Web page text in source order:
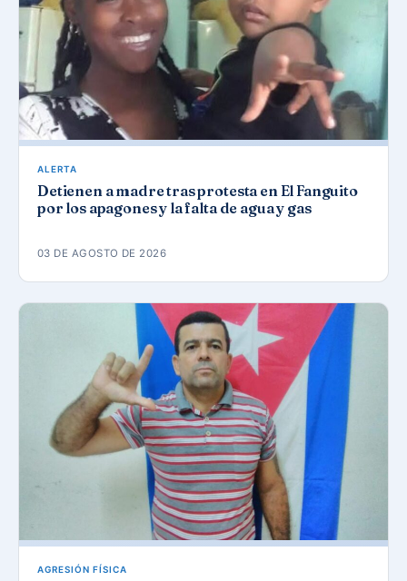
ALERTA
Detienen a madre tras protesta en El Fanguito
por los apagones y la falta de agua y gas
03 DE AGOSTO DE 2026
AGRESIÓN FÍSICA